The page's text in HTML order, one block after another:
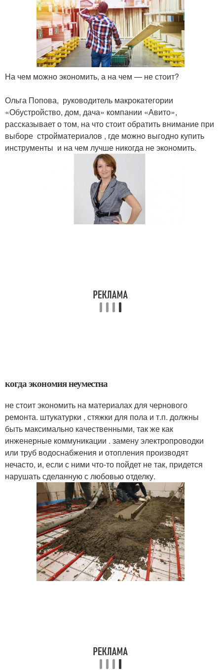
На чем можно экономить, а на чем — не стоит?
Ольга Попова, руководитель макрокатегории
«Обустройство, дом, дача» компании «Авито»,
рассказывает о том, на что стоит обратить внимание при
выборе стройматериалов , где можно выгодно купить
инструменты и на чем лучше никогда не экономить.
когда экономия неуместна
не стоит экономить на материалах для чернового
ремонта. штукатурки , стяжки для пола и т.п. должны
быть максимально качественными, так же как
инженерные коммуникации . замену электропроводки
или труб водоснабжения и отопления производят
нечасто, и, если с ними что-то пойдет не так, придется
нарушать сделанную с любовью отделку.